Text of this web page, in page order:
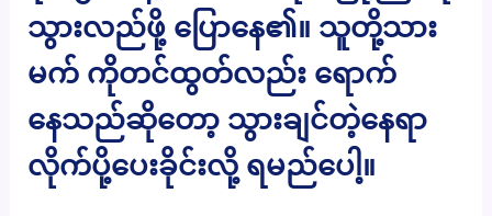
သွားလည်ဖို့ ပြောနေ၏။ သူတို့သား
မက် ကိုတင်ထွတ်လည်း ရောက်
နေသည်ဆိုတော့ သွားချင်တဲ့နေရာ
လိုက်ပို့ပေးခိုင်းလို့ ရမည်ပေါ့။